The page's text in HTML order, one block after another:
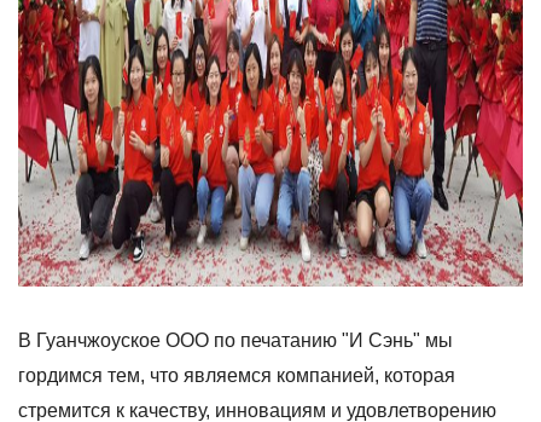
В Гуанчжоуское ООО по печатанию "И Сэнь" мы
гордимся тем, что являемся компанией, которая
стремится к качеству, инновациям и удовлетворению